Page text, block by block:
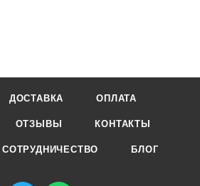
ДОСТАВКА ОПЛАТА
ОТЗЫВЫ КОНТАКТЫ
СОТРУДНИЧЕСТВО БЛОГ